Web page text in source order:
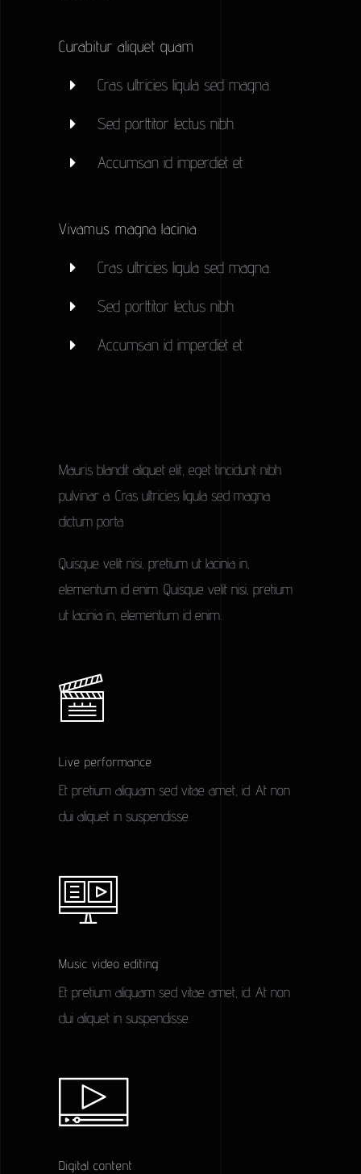
Curabitur aliquet quam
Cras ultricies ligula sed magna.
Sed porttitor lectus nibh.
Accumsan id imperdiet et.
Vivamus magna lacinia
Cras ultricies ligula sed magna.
Sed porttitor lectus nibh.
Accumsan id imperdiet et.
Mauris blandit aliquet elit, eget tincidunt nibh
pulvinar a. Cras ultricies ligula sed magna
dictum porta.
Quisque velit nisi, pretium ut lacinia in,
elementum id enim. Quisque velit nisi, pretium
ut lacinia in, elementum id enim.
Live performance
Et pretium aliquam sed vitae amet, id. At non
dui aliquet in suspendisse.
Music video editing
Et pretium aliquam sed vitae amet, id. At non
dui aliquet in suspendisse.
Digital content